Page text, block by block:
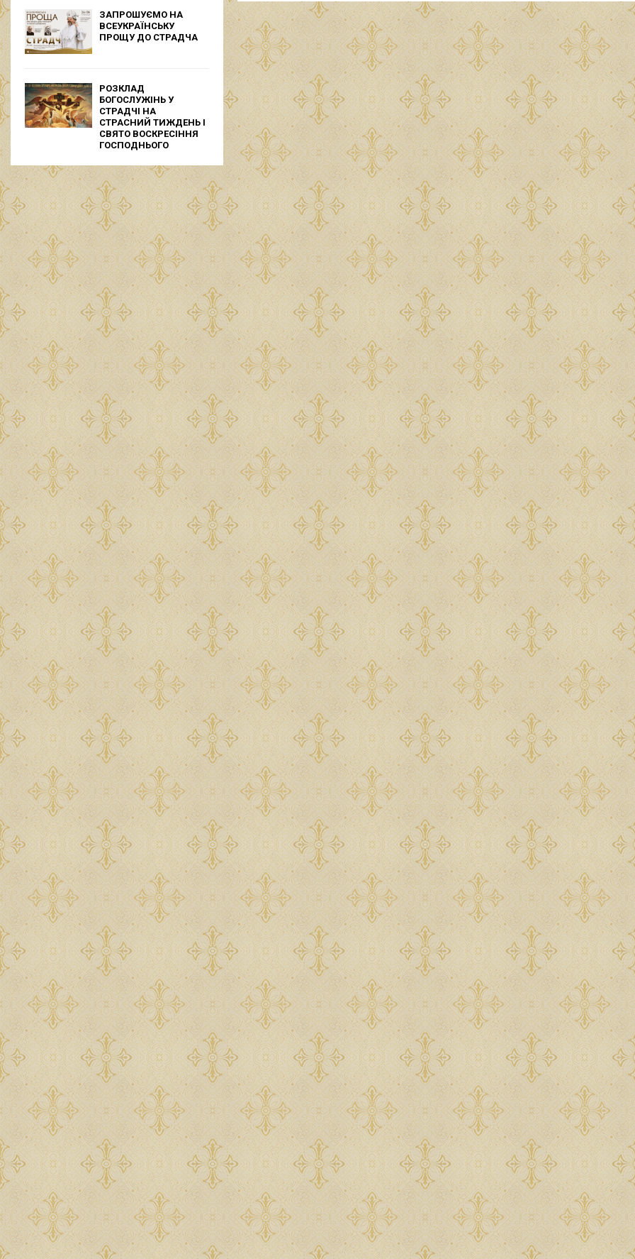
ЗАПРОШУЄМО НА
ВСЕУКРАЇНСЬКУ
ПРОЩУ ДО СТРАДЧА
РОЗКЛАД
БОГОСЛУЖІНЬ У
СТРАДЧІ НА
СТРАСНИЙ ТИЖДЕНЬ І
СВЯТО ВОСКРЕСІННЯ
ГОСПОДНЬОГО